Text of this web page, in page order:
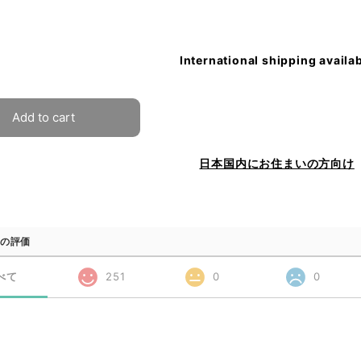
International shipping
Add to cart
日本国内にお住まいの方向け
評価
て 251 0 0